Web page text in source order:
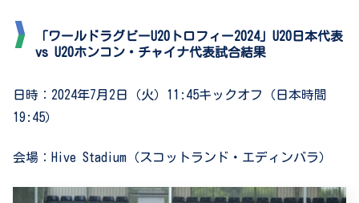
「ワールドラグビーU20トロフィー2024」U20日本代表
vs U20ホンコン・チャイナ代表試合結果
日時： 2024年7月 2日（火） 11:45キックオフ（日本時間
19:45）
会場： Hive Stadium （スコットランド・エディンバラ）